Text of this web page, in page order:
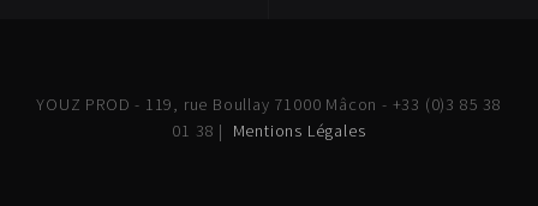
YOUZ PROD - 119, rue Boullay 71000 Mâcon - +33 (0)3 85 38
01 38 | Mentions Légales